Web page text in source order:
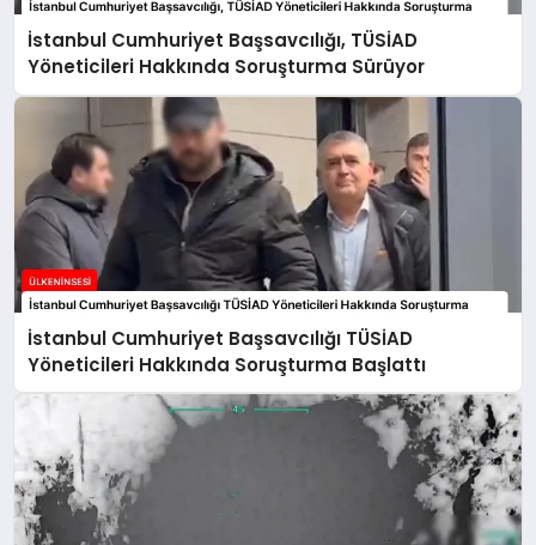
İstanbul Cumhuriyet Başsavcılığı, TÜSİAD
Yöneticileri Hakkında Soruşturma Sürüyor
İstanbul Cumhuriyet Başsavcılığı TÜSİAD
Yöneticileri Hakkında Soruşturma Başlattı